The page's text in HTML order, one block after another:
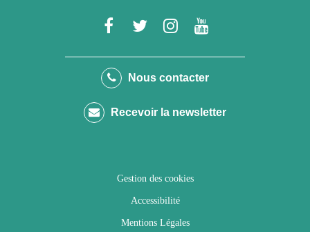
Lien
le
Facebook
Lien
le
Twitter
Lien
le
Instagram
Youtube
Nous contacter
Recevoir la newsletter
Gestion des cookies
Accessibilité
Mentions Légales